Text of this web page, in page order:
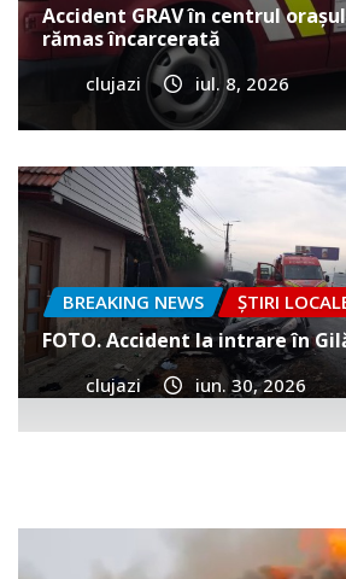
Accident GRAV în centrul
rămas încarcerată
clujazi iul. 8, 2026
BREAKING NEWS ȘTIRI
FOTO. Accident la intrare în
clujazi iun. 30, 2026